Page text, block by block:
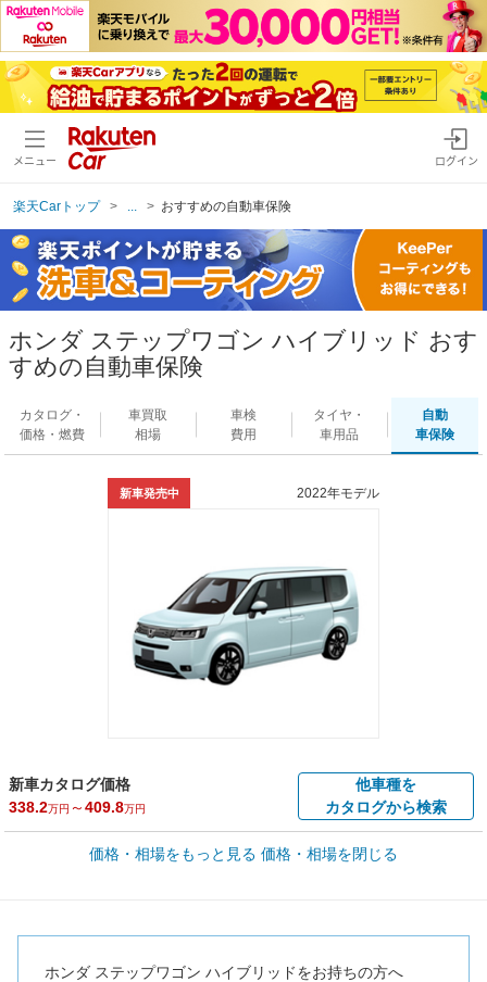
メニュー ログイン
楽天Carトップ おすすめの自動車保険
ホンダ ステップワゴン ハイブリッド おす
すめの自動車保険
カタログ・
価格・燃費
車買取
相場
車検
費用
タイヤ・
車用品
自動
車保険
新車発売中 2022年モデル
新車カタログ価格
338.2万円 ～409.8万円
他車種を
カタログから検索
車買取価格 *
車買取相場
全国平均の車検価格 *
楽天Car車検で
店舗を検索
価格・相場をもっと見る 価格・相場を閉じる
ホンダ ステップワゴン ハイブリッドをお持ちの方へ